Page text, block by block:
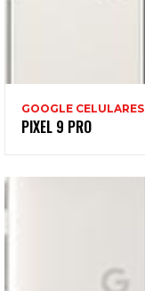
GOOGLE CELULARES
PIXEL 9 PRO